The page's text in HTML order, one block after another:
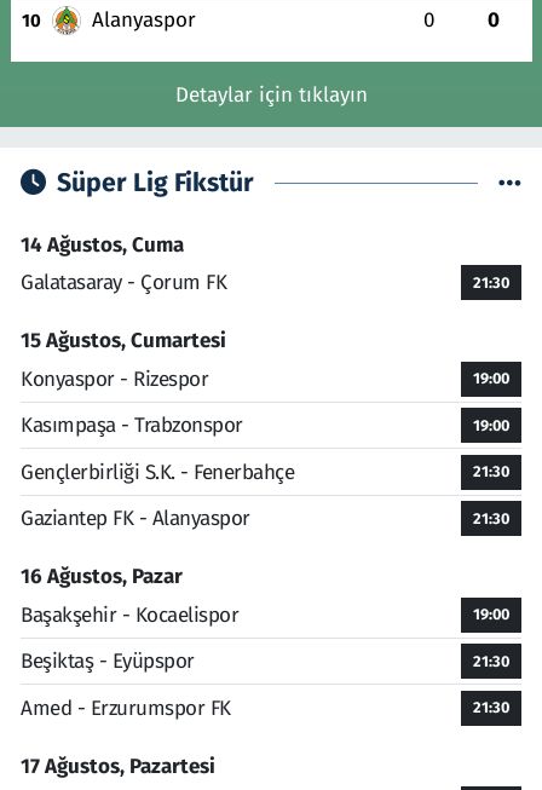
10 Alanyaspor 0 0
Detaylar için tıklayın
Süper Lig Fikstür
14 Ağustos, Cuma
Galatasaray - Çorum FK
21:30
15 Ağustos, Cumartesi
Konyaspor - Rizespor
19:00
Kasımpaşa - Trabzonspor 19:00
Gençlerbirliği S.K. - Fenerbahçe 21:30
Gaziantep FK - Alanyaspor 21:30
16 Ağustos, Pazar
Başakşehir - Kocaelispor
19:00
Beşiktaş - Eyüpspor 21:30
Amed - Erzurumspor FK 21:30
17 Ağustos, Pazartesi